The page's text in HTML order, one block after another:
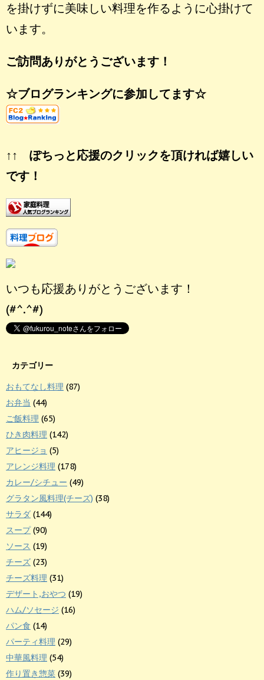
を掛けずに美味しい料理を作るように心掛けて
います。
ご訪問ありがとうございます！
☆ブログランキングに参加してます☆
↑↑ ぽちっと応援のクリックを頂ければ嬉しい
です！
いつも応援ありがとうございます！
(#^.^#)
カテゴリー
おもてなし料理 (87)
お弁当 (44)
ご飯料理 (65)
ひき肉料理 (142)
アヒージョ (5)
アレンジ料理 (178)
カレー/シチュー (49)
グラタン風料理(チーズ) (38)
サラダ (144)
スープ(90)
ソース (19)
チーズ (23)
チーズ料理 (31)
デザート,おやつ (19)
ハム/ソセージ (16)
パン食 (14)
パーティ料理 (29)
中華風料理 (54)
作り置き惣菜 (39)